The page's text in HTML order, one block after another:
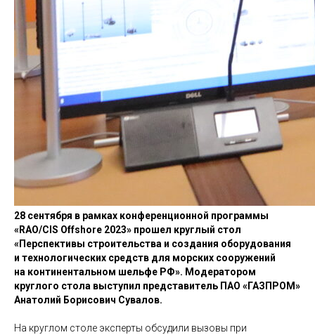
28 сентября в рамках конференционной программы
«RAO/CIS Offshore 2023» прошел круглый стол
«Перспективы строительства и создания оборудования
и технологических средств для морских сооружений
на континентальном шельфе РФ». Модератором
круглого стола выступил представитель ПАО «ГАЗПРОМ»
Анатолий Борисович Сувалов.
На круглом столе эксперты обсудили вызовы при